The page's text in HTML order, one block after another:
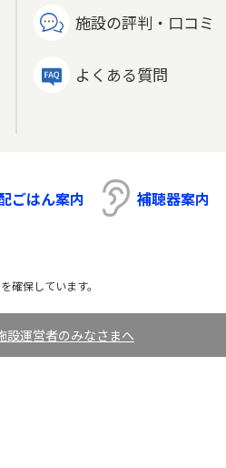
施設の評判・口コミ
よくある質問
ごはん案内 補聴器案内
確保しています。
設運営者のみなさまへ